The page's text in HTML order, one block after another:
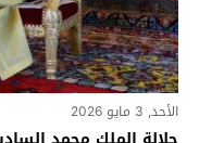
الأحد, 3 مايو 2026